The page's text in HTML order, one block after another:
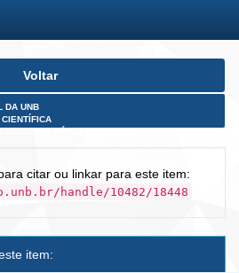
Voltar
DA UNB
citar ou linkar para este item:
handle/10482/18448
item: